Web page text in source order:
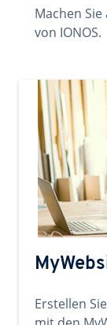
Machen
von IONOS.
Erstellen